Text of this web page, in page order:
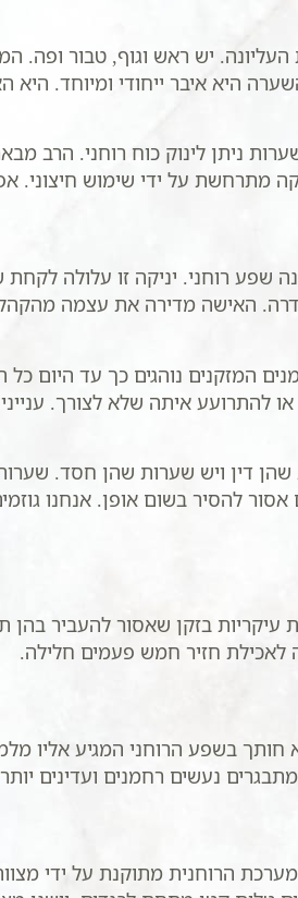
העליונה. יש ראש וגוף, טבור
היא איבר ייחודי ומיוחד. היא
ניתן לינוק כוח רוחני. הרב
מתרחשת על ידי שימוש
שפע רוחני. יניקה זו עלולה
האישה מדירה את עצמה מהקהל
המזקנים נוהגים כך עד היום
איתה שלא לצורך.
דין ויש שערות שהן חסד.
להסיר בשום אופן. אנחנו
עיקריות בזקן שאסור להעביר
חזיר חמש פעמים חלילה.
בשפע הרוחני המגיע אליו
נעשים רחמנים ועדינים
הרוחנית מתוקנת על ידי